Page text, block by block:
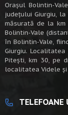
Oraşul Bolintin-
judeţului Giurgiu,
măsurată de la km
Bolintin-Vale
în Bolintin-Vale,
Giurgiu.
Piteşti, km 30, pe
localitatea Videle
TELEFOANE